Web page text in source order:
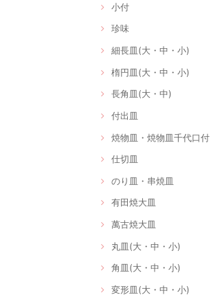
小付
珍味
細長皿(大・中・小)
楕円皿(大・中・小)
長角皿(大・中)
付出皿
焼物皿・焼物皿千代口付
仕切皿
のり皿・串焼皿
有田焼大皿
萬古焼大皿
丸皿(大・中・小)
角皿(大・中・小)
変形皿(大・中・小)